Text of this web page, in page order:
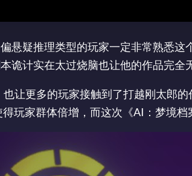
悬疑推理类型的玩家一定非常熟悉这
诡计实在太过烧脑也让他的作品完全
让更多的玩家接触到了打越刚太郎的
玩家群体倍增，而这次《AI：梦境档